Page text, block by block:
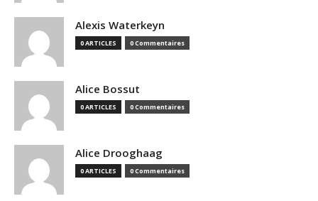
Alexis Waterkeyn
0 ARTICLES 0 Commentaires
Alice Bossut
0 ARTICLES 0 Commentaires
Alice Drooghaag
0 ARTICLES 0 Commentaires